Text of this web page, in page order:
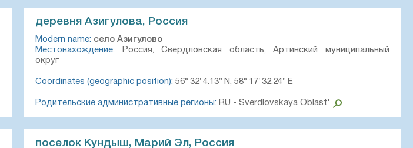
деревня Азигулова, Россия
Modern name: село Азигулово
Местонахождение: Россия, Свердловская область, Артинский муниципальный
округ
Coordinates (geographic position): 56° 32′ 4.13″ N, 58° 17′ 32.24″ E
Родительские административные регионы: RU - Sverdlovskaya Oblast'
поселок Кундыш, Марий Эл, Россия